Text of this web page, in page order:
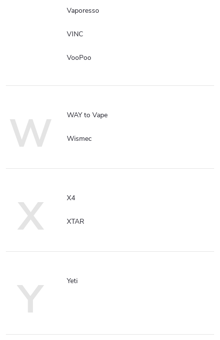
Vaporesso
VINC
VooPoo
W WAY to Vape
Wismec
X X4
XTAR
Y Yeti